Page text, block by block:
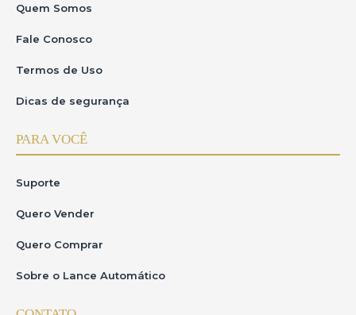
Quem Somos
Fale Conosco
Termos de Uso
Dicas de segurança
PARA VOCÊ
Suporte
Quero Vender
Quero Comprar
Sobre o Lance Automático